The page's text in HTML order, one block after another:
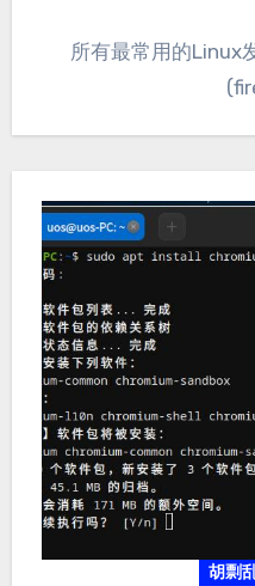
所有最常用的Linux
胡剽